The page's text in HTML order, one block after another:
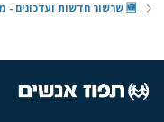
🆕 שרשור חדשות ועדכונים - מאי 2026 📺